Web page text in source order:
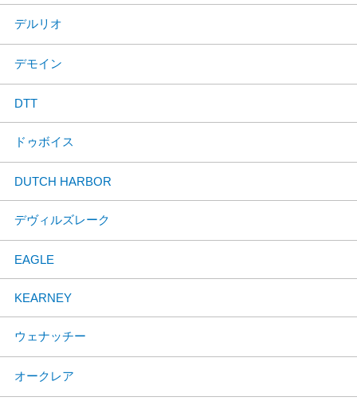
デルリオ
デモイン
DTT
ドゥボイス
DUTCH HARBOR
デヴィルズレーク
EAGLE
KEARNEY
ウェナッチー
オークレア